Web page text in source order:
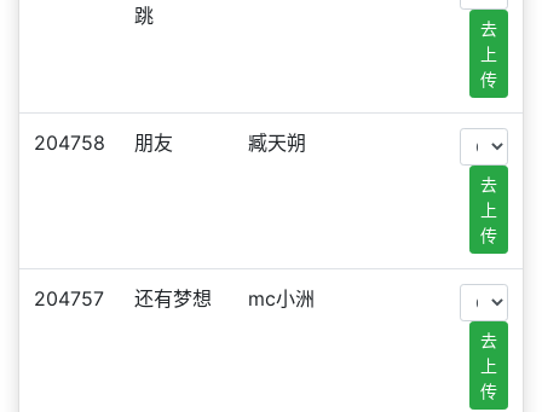
跳
去
上
传
204758 朋友 臧天朔
去
上
传
204757 还有梦想 mc小洲
去
上
传